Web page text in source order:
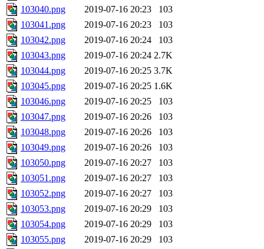
103040.png
2019-07-16 20:23
103
103041.png
2019-07-16 20:23
103
103042.png
2019-07-16 20:24
103
103043.png
2019-07-16 20:24 2.7K
103044.png
2019-07-16 20:25 3.7K
103045.png
2019-07-16 20:25 1.6K
103046.png
2019-07-16 20:25
103
103047.png
2019-07-16 20:26
103
103048.png
2019-07-16 20:26
103
103049.png
2019-07-16 20:26
103
103050.png
2019-07-16 20:27
103
103051.png
2019-07-16 20:27
103
103052.png
2019-07-16 20:27
103
103053.png
2019-07-16 20:29
103
103054.png
2019-07-16 20:29
103
103055.png
2019-07-16 20:29
103